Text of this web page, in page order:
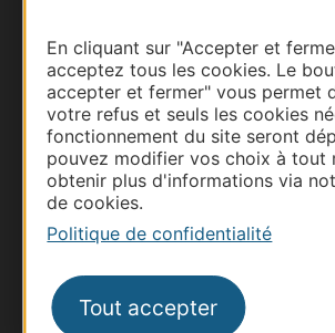
En cliquant sur "Accepter et
acceptez tous les cookies. Le
accepter et fermer" vous permet
votre refus et seuls les cookies
fonctionnement du site seront
pouvez modifier vos choix à tout
obtenir plus d'informations via
de cookies.
Politique de confidentialité
Tout accepter
Thermalisme
Business/Mice
Site presse et d'influence
Voyagistes